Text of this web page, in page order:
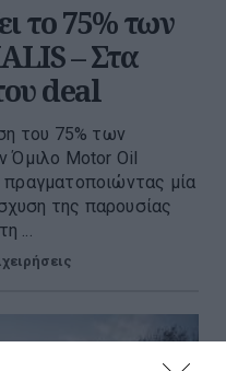
το 75% των
– Στα
deal
του 75% των
Όμιλο Motor Oil
μία
της παρουσίας
...